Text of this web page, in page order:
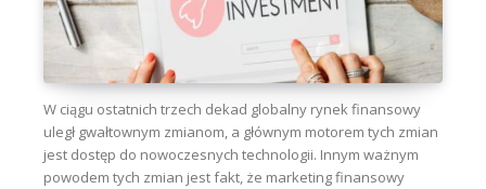
W ciągu ostatnich trzech dekad globalny rynek finansowy
uległ gwałtownym zmianom, a głównym motorem tych zmian
jest dostęp do nowoczesnych technologii. Innym ważnym
powodem tych zmian jest fakt, że marketing finansowy